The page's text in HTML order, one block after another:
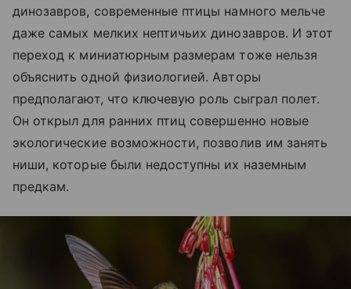
динозавров, современные птицы намного мельче
даже самых мелких нептичьих динозавров. И этот
переход к миниатюрным размерам тоже нельзя
объяснить одной физиологией. Авторы
предполагают, что ключевую роль сыграл полет.
Он открыл для ранних птиц совершенно новые
экологические возможности, позволив им занять
ниши, которые были недоступны их наземным
предкам.